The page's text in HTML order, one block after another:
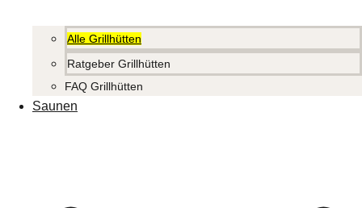
Alle Grillhütten
Ratgeber Grillhütten
FAQ Grillhütten
Saunen